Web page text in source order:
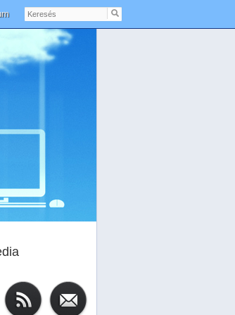
Keresés